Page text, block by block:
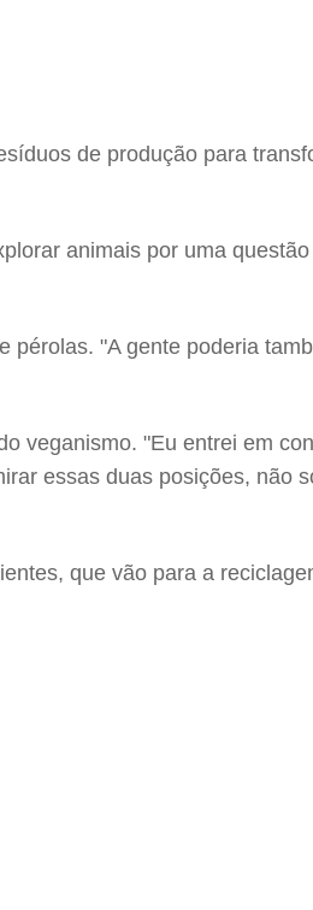
de produção para
animais por uma
"A gente poderia
veganismo. "Eu entrei em
essas duas posições, não
que vão para a